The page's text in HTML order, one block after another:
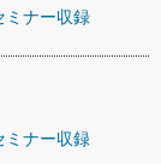
ミナー収録
ミナー収録